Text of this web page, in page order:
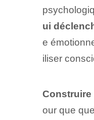
ui
e
iliser
Construire
our que